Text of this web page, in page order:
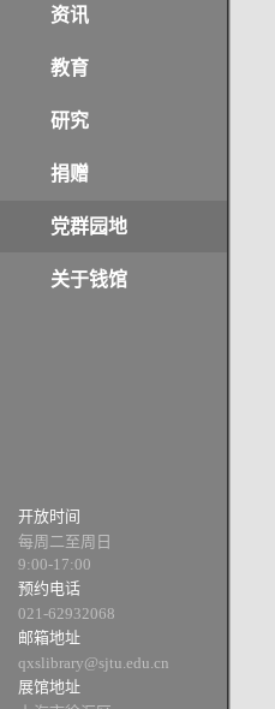
资讯
教育
研究
捐赠
党群园地
关于钱馆
开放时间
每周二至周日
9:00-17:00
预约电话
021-62932068
邮箱地址
qxslibrary@sjtu.edu.cn
展馆地址